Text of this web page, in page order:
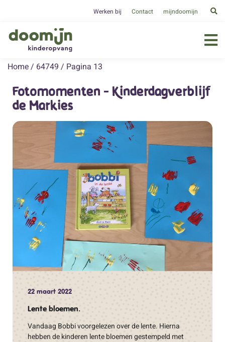
Werken bij Contact mijndoomijn
Home / 64749 / Pagina 13
Fotomomenten - Kinderdagverblijf
de Markies
22 maart 2022
Lente bloemen.
Vandaag Bobbi voorgelezen over de lente. Hierna
hebben de kinderen lente bloemen gestempeld met